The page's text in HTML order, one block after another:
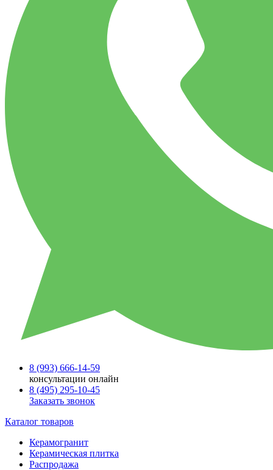
8 (993) 666-14-59
консультации онлайн
8 (495) 295-10-45
Заказать звонок
Каталог товаров
Керамогранит
Керамическая плитка
Распродажа